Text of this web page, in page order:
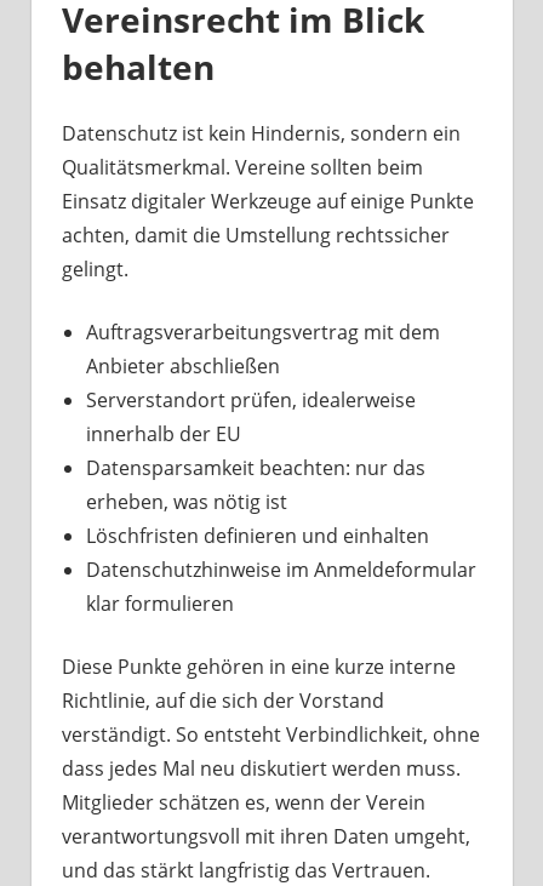
Vereinsrecht im Blick
behalten
Datenschutz ist kein Hindernis, sondern ein
Qualitätsmerkmal. Vereine sollten beim
Einsatz digitaler Werkzeuge auf einige Punkte
achten, damit die Umstellung rechtssicher
gelingt.
Auftragsverarbeitungsvertrag mit dem
Anbieter abschließen
Serverstandort prüfen, idealerweise
innerhalb der EU
Datensparsamkeit beachten: nur das
erheben, was nötig ist
Löschfristen definieren und einhalten
Datenschutzhinweise im Anmeldeformular
klar formulieren
Diese Punkte gehören in eine kurze interne
Richtlinie, auf die sich der Vorstand
verständigt. So entsteht Verbindlichkeit, ohne
dass jedes Mal neu diskutiert werden muss.
Mitglieder schätzen es, wenn der Verein
verantwortungsvoll mit ihren Daten umgeht,
und das stärkt langfristig das Vertrauen.